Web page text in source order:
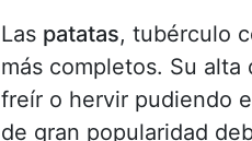
Las patatas, tubérculo
más completos. Su
freír o hervir pudiendo
de gran popularidad